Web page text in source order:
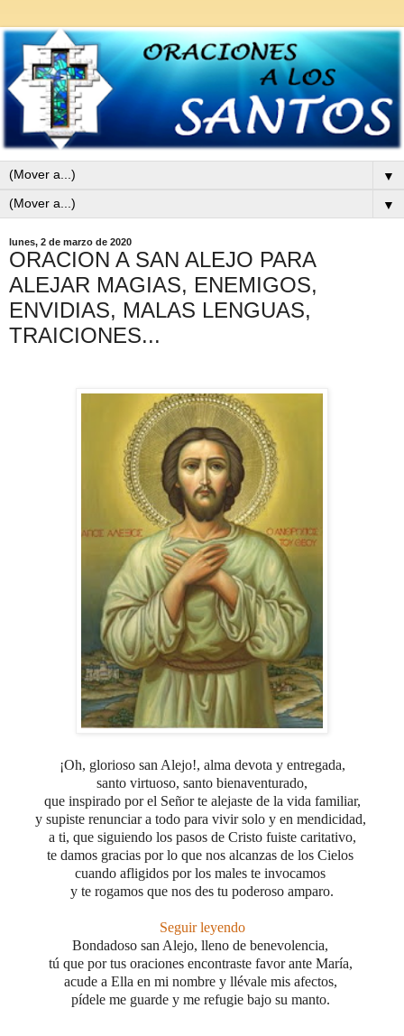
▼
▼
lunes, 2 de marzo de 2020
ORACION A SAN ALEJO PARA
ALEJAR MAGIAS, ENEMIGOS,
ENVIDIAS, MALAS LENGUAS,
TRAICIONES...
¡Oh, glorioso san Alejo!, alma devota y entregada,
santo virtuoso, santo bienaventurado,
que inspirado por el Señorte alejaste de la vida familiar,
y supiste renunciar a todo para vivir solo y en mendicidad,
a ti, que siguiendo los pasos de Cristo fuiste caritativo,
te damos gracias por lo que nos alcanzas de los Cielos
cuando afligidos por los males te invocamos
y te rogamos que nos des tu poderoso amparo.
Seguir leyendo
Bondadoso san Alejo, lleno de benevolencia,
tú que por tus oraciones encontraste favor ante María,
acude a Ella en mi nombre y llévale mis afectos,
pídele me guarde y me refugie bajo su manto.